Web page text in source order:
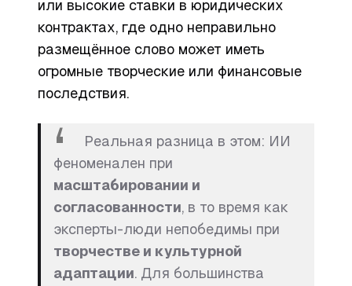
или высокие ставки в юридических
контрактах, где одно неправильно
размещённое слово может иметь
огромные творческие или финансовые
последствия.
Реальная разница в этом: ИИ
феноменален при
масштабировании и
согласованности, в то время как
эксперты-люди непобедимы при
творчестве и культурной
адаптации. Для большинства